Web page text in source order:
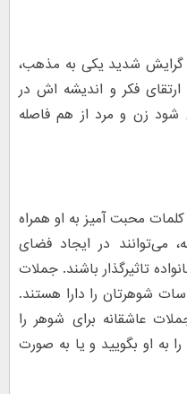
گرایش شدید یکی به مذهب،
فکر و اندیشه اش در
شود زن و مرد از هم فاصله
محبت آمیز به او همراه
می‌توانند در ایجاد فضای
تاثیرگذار باشند. جملات
شوهرتان را دارا هستند.
عاشقانه برای شوهر را
را به او بگویید و یا به صورت